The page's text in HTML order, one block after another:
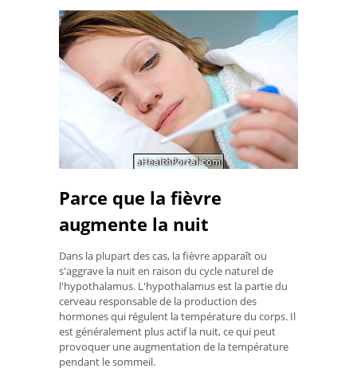
Parce que la fièvre
augmente la nuit
Dans la plupart des cas, la fièvre apparaît ou
s'aggrave la nuit en raison du cycle naturel de
l'hypothalamus. L'hypothalamus est la partie du
cerveau responsable de la production des
hormones qui régulent la température du corps. Il
est généralement plus actif la nuit, ce qui peut
provoquer une augmentation de la température
pendant le sommeil.